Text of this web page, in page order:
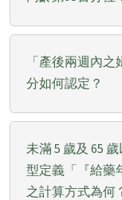
「產後兩週內
分如何認定？
未滿 5 歲及 65
型定義「『給藥
之計算方式為何